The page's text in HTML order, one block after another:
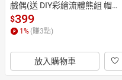
戲偶(送 DIY彩繪流體熊組 帽穗
流蘇 戲偶架)Q版布偶 木偶人偶
玩偶童玩 玩具 布袋戲手偶
$399
1 % (賺3點)
放入購物車